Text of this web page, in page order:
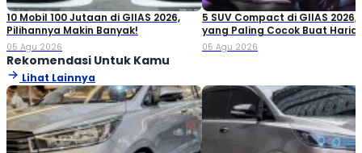
10 Mobil 100 Jutaan di GIIAS 2026,
Pilihannya Makin Banyak!
05 Agu 2026
5 SUV Compact di GIIAS 2026,
yang Paling Cocok Buat
05 Agu 2026
Rekomendasi Untuk Kamu
Lihat Lainnya